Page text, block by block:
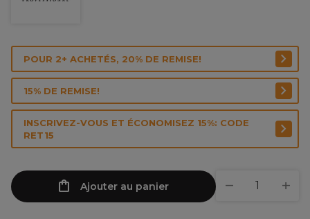
POUR 2+ ACHETÉS, 20% DE REMISE!
15% DE REMISE!
INSCRIVEZ-VOUS ET ÉCONOMISEZ 15%: CODE
RET15
Ajouter au panier